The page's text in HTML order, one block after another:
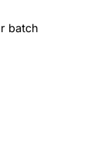
batch